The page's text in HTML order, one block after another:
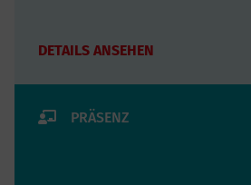
PRÄSENZ
DETAILS ANSEHEN